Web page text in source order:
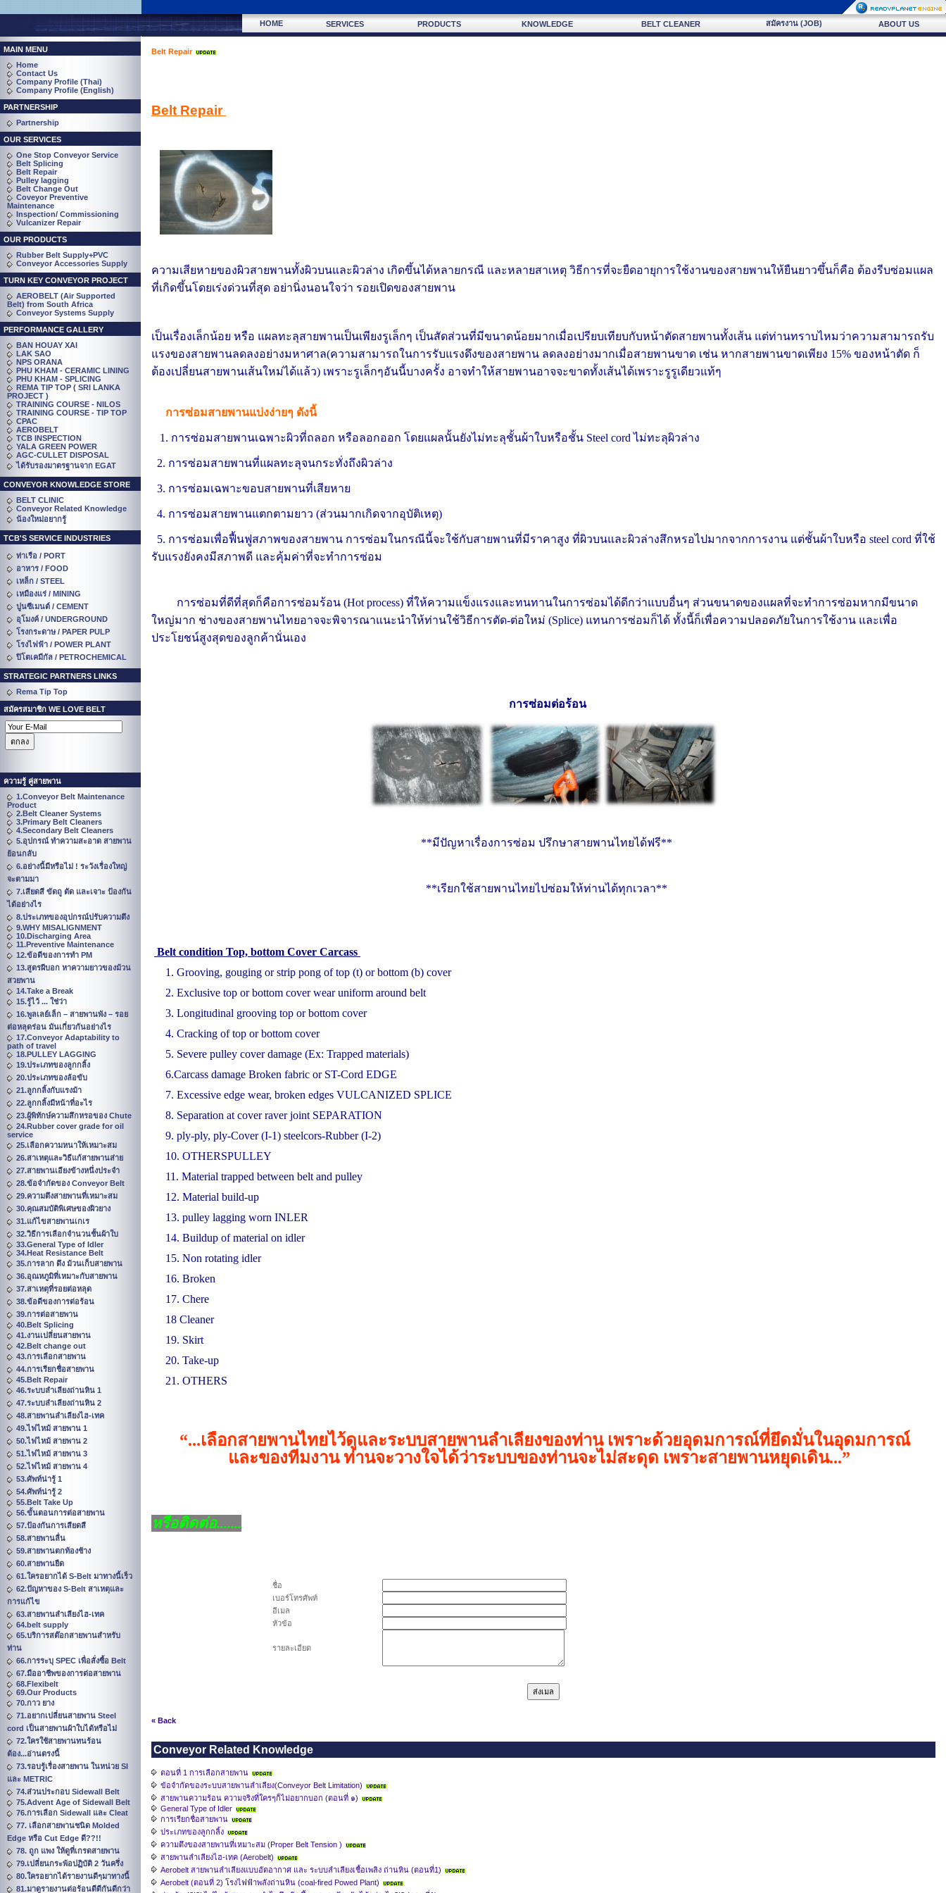
HOME SERVICES PRODUCTS KNOWLEDGE BELT CLEANER สมัครงาน (JOB) ABOUT US
MAIN MENU
Home
Contact Us
Company Profile (Thai)
Company Profile (English)
PARTNERSHIP
Partnership
OUR SERVICES
One Stop Conveyor Service
Belt Splicing
Belt Repair
Pulley lagging
Belt Change Out
Coveyor Preventive
Maintenance
Inspection/ Commissioning
Vulcanizer Repair
OUR PRODUCTS
Rubber Belt Supply+PVC
Conveyor Accessories Supply
TURN KEY CONVEYOR PROJECT
AEROBELT (Air Supported
Belt) from South Africa
Conveyor Systems Supply
PERFORMANCE GALLERY
BAN HOUAY XAI
LAK SAO
NPS ORANA
PHU KHAM - CERAMIC LINING
PHU KHAM - SPLICING
REMA TIP TOP ( SRI LANKA
PROJECT )
TRAINING COURSE - NILOS
TRAINING COURSE - TIP TOP
CPAC
AEROBELT
TCB INSPECTION
YALA GREEN POWER
AGC-CULLET DISPOSAL
ได้รับรองมาตรฐานจาก EGAT
CONVEYOR KNOWLEDGE STORE
BELT CLINIC
Conveyor Related Knowledge
น้องใหม่อยากรู้
TCB'S SERVICE INDUSTRIES
ท่าเรือ / PORT
อาหาร / FOOD
เหล็ก / STEEL
เหมืองแร่ / MINING
ปูนซีเมนต์ / CEMENT
อุโมงค์ / UNDERGROUND
โรงกระดาษ / PAPER PULP
โรงไฟฟ้า / POWER PLANT
ปิโตเคมีกัล / PETROCHEMICAL
STRATEGIC PARTNERS LINKS
Rema Tip Top
สมัครสมาชิก WE LOVE BELT
ความรู้ คู่สายพาน
1.Conveyor Belt Maintenance
Product
2.Belt Cleaner Systems
3.Primary Belt Cleaners
4.Secondary Belt Cleaners
5.อุปกรณ์ ทำความสะอาด สายพาน
ย้อนกลับ
6.อย่างนี้มีหรือไม่ ! ระวังเรื่องใหญ่
จะตามมา
7.เสียดสี ขัดถู ตัด และเจาะ ป้องกัน
ได้อย่างไร
8.ประเภทของอุปกรณ์ปรับความตึง
9.WHY MISALIGNMENT
10.Discharging Area
11.Preventive Maintenance
12.ข้อดีของการทำ PM
13.สูตรผีบอก หาความยาวของม้วน
สวยพาน
14.Take a Break
15.รู้ไว้ ... ใช่ว่า
16.พูลเลย์เล็ก – สายพานพัง – รอย
ต่อหลุดร่อน มันเกี่ยวกันอย่างไร
17.Conveyor Adaptability to
path of travel
18.PULLEY LAGGING
19.ประเภทของลูกกลิ้ง
20.ประเภทของล้อขับ
21.ลูกกลิ้งกับแรงม้า
22.ลูกกลิ้งมีหน้าที่อะไร
23.ผู้พิทักษ์ความสึกหรอของ Chute
24.Rubber cover grade for oil
service
25.เลือกความหนาให้เหมาะสม
26.สาเหตุและวิธีแก้สายพานส่าย
27.สายพานเอียงข้างหนึ่งประจำ
28.ข้อจำกัดของ Conveyor Belt
29.ความตึงสายพานที่เหมาะสม
30.คุณสมบัติพิเศษของผิวยาง
31.แก้ไขสายพานเกเร
32.วิธีการเลือกจำนวนชั้นผ้าใบ
33.General Type of Idler
34.Heat Resistance Belt
35.การลาก ดึง ม้วนเก็บสายพาน
36.อุณหภูมิที่เหมาะกับสายพาน
37.สาเหตุที่รอยต่อหลุด
38.ข้อดีของการต่อร้อน
39.การต่อสายพาน
40.Belt Splicing
41.งานเปลี่ยนสายพาน
42.Belt change out
43.การเลือกสายพาน
44.การเรียกชื่อสายพาน
45.Belt Repair
46.ระบบลำเลียงถ่านหิน 1
47.ระบบลำเลียงถ่านหิน 2
48.สายพานลำเลียงไฮ-เทค
49.ไฟไหม้ สายพาน 1
50.ไฟไหม้ สายพาน 2
51.ไฟไหม้ สายพาน 3
52.ไฟไหม้ สายพาน 4
53.ศัพท์น่ารู้ 1
54.ศัพท์น่ารู้ 2
55.Belt Take Up
56.ขั้นตอนการต่อสายพาน
57.ป้องกันการเสียดสี
58.สายพานลื่น
59.สายพานตกท้องช้าง
60.สายพานยืด
61.ใครอยากได้ S-Belt มาทางนี้เร็ว
62.ปัญหาของ S-Belt สาเหตุและ
การแก้ไข
63.สายพานลำเลียงไฮ-เทค
64.belt supply
65.บริการสต๊อกสายพานสำหรับ
ท่าน
66.การระบุ SPEC เพื่อสั่งซื้อ Belt
67.มืออาชีพของการต่อสายพาน
68.Flexibelt
69.Our Products
70.กาว ยาง
71.อยากเปลี่ยนสายพาน Steel
cord เป็นสายพานผ้าใบได้หรือไม่
72.ใครใช้สายพานทนร้อน
ต้อง...อ่านตรงนี้
73.รอบรู้เรื่องสายพาน ในหน่วย SI
และ METRIC
74.ส่วนประกอบ Sidewall Belt
75.Advent Age of Sidewall Belt
76.การเลือก Sidewall และ Cleat
77. เลือกสายพานชนิด Molded
Edge หรือ Cut Edge ดี??!!
78. ถูก แพง ให้ดูที่เกรดสายพาน
79.เปลี่ยนกระพ้อปฏิบัติ 2 วันครึ่ง
80.ใครอยากได้รายงานดีๆมาทางนี้
81.มาดูรายงานต่อร้อนดีดีกันดีกว่า
Belt Repair
Belt Repair
ความเสียหายของผิวสายพานทั้งผิวบนและผิวล่าง เกิดขึ้นได้หลายกรณี และหลายสาเหตุ วิธีการที่จะยืดอายุการใช้งานของสายพานให้ยืนยาวขึ้นก็คือ ต้องรีบซ่อมแผล
ที่เกิดขึ้นโดยเร่งด่วนที่สุด อย่านิ่งนอนใจว่า รอยเปิดของสายพาน
เป็นเรื่องเล็กน้อย หรือ แผลทะลุสายพานเป็นเพียงรูเล็กๆ เป็นสัดส่วนที่มีขนาดน้อยมากเมื่อเปรียบเทียบกับหน้าตัดสายพานทั้งเส้น แต่ท่านทราบไหมว่าความสามารถรับ
แรงของสายพานลดลงอย่างมหาศาล(ความสามารถในการรับแรงดึงของสายพาน ลดลงอย่างมากเมื่อสายพานขาด เช่น หากสายพานขาดเพียง 15% ของหน้าตัด ก็
ต้องเปลี่ยนสายพานเส้นใหม่ได้แล้ว) เพราะรูเล็กๆอันนี้บางครั้ง อาจทำให้สายพานอาจจะขาดทั้งเส้นได้เพราะรูรูเดียวแท้ๆ
การซ่อมสายพานแบ่งง่ายๆ ดังนี้
1. การซ่อมสายพานเฉพาะผิวที่ถลอก หรือลอกออก โดยแผลนั้นยังไม่ทะลุชั้นผ้าใบหรือชั้น Steel cord ไม่ทะลุผิวล่าง
2. การซ่อมสายพานที่แผลทะลุจนกระทั่งถึงผิวล่าง
3. การซ่อมเฉพาะขอบสายพานที่เสียหาย
4. การซ่อมสายพานแตกตามยาว (ส่วนมากเกิดจากอุบัติเหตุ)
5. การซ่อมเพื่อฟื้นฟูสภาพของสายพาน การซ่อมในกรณีนี้จะใช้กับสายพานที่มีราคาสูง ที่ผิวบนและผิวล่างสึกหรอไปมากจากการงาน แต่ชั้นผ้าใบหรือ steel cord ที่ใช้
รับแรงยังคงมีสภาพดี และคุ้มค่าที่จะทำการซ่อม
การซ่อมที่ดีที่สุดก็คือการซ่อมร้อน (Hot process) ที่ให้ความแข็งแรงและทนทานในการซ่อมได้ดีกว่าแบบอื่นๆ ส่วนขนาดของแผลที่จะทำการซ่อมหากมีขนาด
ใหญ่มาก ช่างของสายพานไทยอาจจะพิจารณาแนะนำให้ท่านใช้วิธีการตัด-ต่อใหม่ (Splice) แทนการซ่อมก็ได้ ทั้งนี้ก็เพื่อความปลอดภัยในการใช้งาน และเพื่อ
ประโยชน์สูงสุดของลูกค้านั่นเอง
การซ่อมต่อร้อน
**มีปัญหาเรื่องการซ่อม ปรึกษาสายพานไทยได้ฟรี**
**เรียกใช้สายพานไทยไปซ่อมให้ท่านได้ทุกเวลา**
Belt condition Top, bottom Cover Carcass
1. Grooving, gouging or strip pong of top (t) or bottom (b) cover
2. Exclusive top or bottom cover wear uniform around belt
3. Longitudinal grooving top or bottom cover
4. Cracking of top or bottom cover
5. Severe pulley cover damage (Ex: Trapped materials)
6.Carcass damage Broken fabric or ST-Cord EDGE
7. Excessive edge wear, broken edges VULCANIZED SPLICE
8. Separation at cover raver joint SEPARATION
9. ply-ply, ply-Cover (I-1) steelcors-Rubber (I-2)
10. OTHERSPULLEY
11. Material trapped between belt and pulley
12. Material build-up
13. pulley lagging worn INLER
14. Buildup of material on idler
15. Non rotating idler
16. Broken
17. Chere
18 Cleaner
19. Skirt
20. Take-up
21. OTHERS
“...เลือกสายพานไทยไว้ดูและระบบสายพานลำเลียงของท่าน เพราะด้วยอุดมการณ์ที่ยึดมั่นในอุดมการณ์
และของทีมงาน ท่านจะวางใจได้ว่าระบบของท่านจะไม่สะดุด เพราะสายพานหยุดเดิน...”
หรือติดต่อ.......
ชื่อ
เบอร์โทรศัพท์
อีเมล
หัวข้อ
รายละเอียด
« Back
Conveyor Related Knowledge
ตอนที่ 1 การเลือกสายพาน
ข้อจำกัดของระบบสายพานลำเลียง(Conveyor Belt Limitation)
สายพานความร้อน ความจริงที่ใครๆก็ไม่อยากบอก (ตอนที่ ๑)
General Type of Idler
การเรียกชื่อสายพาน
ประเภทของลูกกลิ้ง
ความตึงของสายพานที่เหมาะสม (Proper Belt Tension )
สายพานลำเลียงไฮ-เทค (Aerobelt)
Aerobelt สายพานลำเลียงแบบอัดอากาศ และ ระบบลำเลียงเชื้อเพลิง ถ่านหิน (ตอนที่1)
Aerobelt (ตอนที่ 2) โรงไฟฟ้าพลังถ่านหิน (coal-fired Powed Plant)